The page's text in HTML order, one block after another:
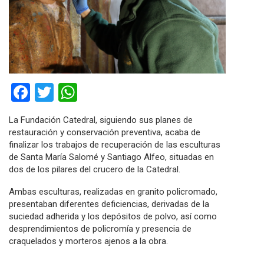
Facebook
Twitter
La Fundación Catedral, siguiendo sus planes de
restauración y conservación preventiva, acaba de
finalizar los trabajos de recuperación de las esculturas
de Santa María Salomé y Santiago Alfeo, situadas en
dos de los pilares del crucero de la Catedral.
Ambas esculturas, realizadas en granito policromado,
presentaban diferentes deficiencias, derivadas de la
suciedad adherida y los depósitos de polvo, así como
desprendimientos de policromía y presencia de
craquelados y morteros ajenos a la obra.